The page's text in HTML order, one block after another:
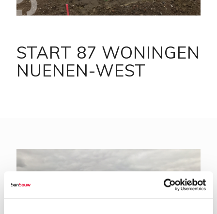
START 87 WONINGEN
NUENEN-WEST